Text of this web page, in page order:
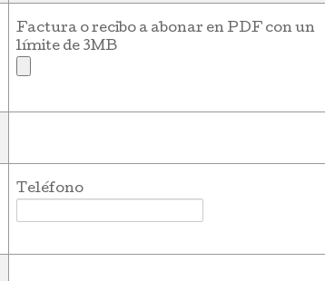
Factura o recibo a abonar en PDF con un
límite de 3MB
Teléfono